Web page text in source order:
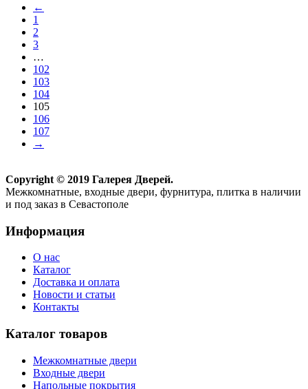
←
1
2
3
…
102
103
104
105
106
107
→
Copyright © 2019 Галерея Дверей.
Межкомнатные, входные двери, фурнитура, плитка в наличии
и под заказ в Севастополе
Информация
О нас
Каталог
Доставка и оплата
Новости и статьи
Контакты
Каталог товаров
Межкомнатные двери
Входные двери
Напольные покрытия